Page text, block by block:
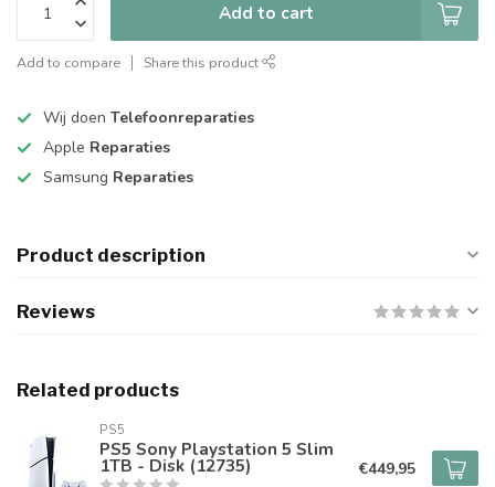
Add to cart
Add to compare Share this product
Wij doen Telefoonreparaties
Apple Reparaties
Samsung Reparaties
Product description
Reviews
Related products
PS5
PS5 Sony Playstation 5 Slim
1TB - Disk (12735) €449,95